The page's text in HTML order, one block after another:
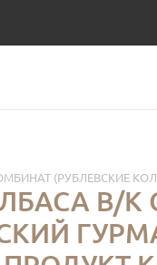
(РУБЛЕВСКИЕ
В/К